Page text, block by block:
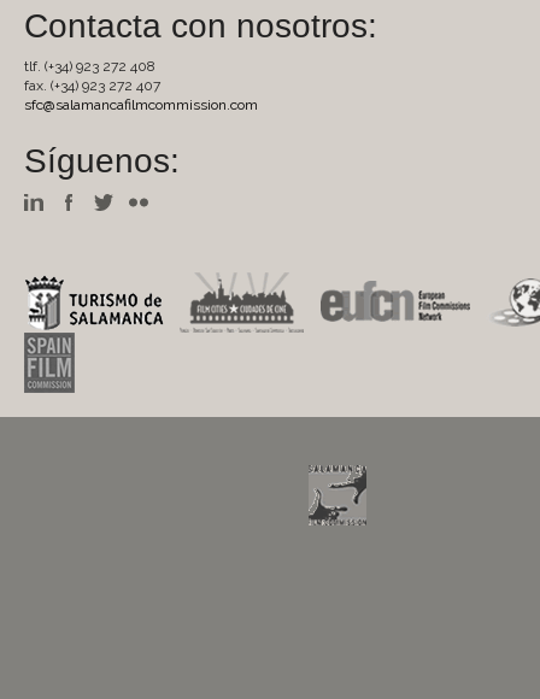
Contacta con nosotros:
tlf. (+34) 923 272 408
fax. (+34) 923 272 407
sfc@salamancafilmcommission.com
Síguenos: